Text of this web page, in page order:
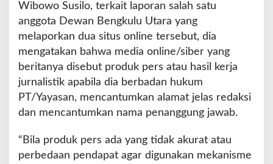
Wibowo Susilo, terkait laporan salah satu
anggota Dewan Bengkulu Utara yang
melaporkan dua situs online tersebut, dia
mengatakan bahwa media online/siber yang
beritanya disebut produk pers atau hasil kerja
jurnalistik apabila dia berbadan hukum
PT/Yayasan, mencantumkan alamat jelas redaksi
dan mencantumkan nama penanggung jawab.
“Bila produk pers ada yang tidak akurat atau
perbedaan pendapat agar digunakan mekanisme